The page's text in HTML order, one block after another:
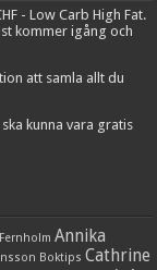
- Low Carb High Fat.
kommer igång och
att samla allt du
kunna vara gratis
Annika
Boktips Cathrine